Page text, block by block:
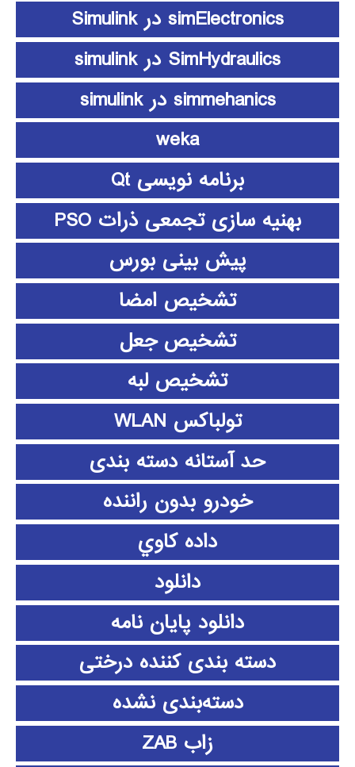
simElectronics در Simulink
SimHydraulics در simulink
simmehanics در simulink
weka
برنامه نویسی Qt
بهنیه سازی تجمعی ذرات PSO
پیش بینی بورس
تشخیص امضا
تشخیص جعل
تشخیص لبه
تولباکس WLAN
حد آستانه دسته بندی
خودرو بدون راننده
داده كاوي
دانلود
دانلود پايان نامه
دسته بندی کننده درختی
دسته‌بندی نشده
زاب ZAB